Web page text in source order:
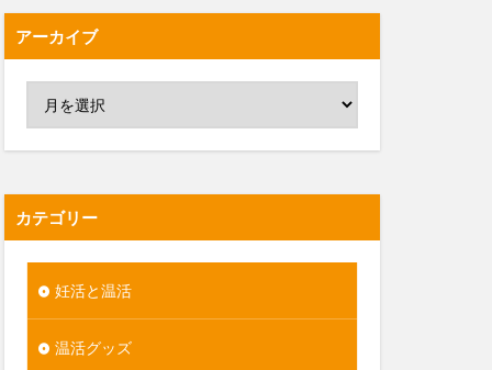
アーカイブ
カテゴリー
妊活と温活
温活グッズ